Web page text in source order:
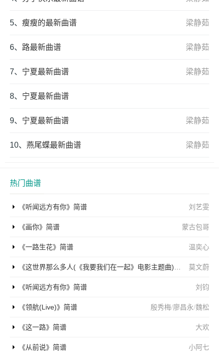
梁静茹
5、 瘦瘦的最新曲谱
梁静茹
6、 路最新曲谱
梁静茹
7、 宁夏最新曲谱
8、 宁夏最新曲谱
梁静茹
9、 宁夏最新曲谱
梁静茹
10、 燕尾蝶最新曲谱
热门曲谱
刘艺雯
《听闻远方有你》简谱
蒙古包哥
《画你》简谱
温奕心
《一路生花》简谱
莫文蔚
《这世界那么多人(《我要我们在一起》电影主题曲)》简谱
刘钧
《听闻远方有你》简谱
殷秀梅/廖昌永/魏松
《领航(Live)》简谱
大欢
《这一路》简谱
小阿七
《从前说》简谱